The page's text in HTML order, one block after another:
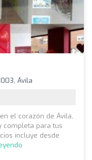
Ávila
en el corazón de Ávila,
completa para tus
incluye desde